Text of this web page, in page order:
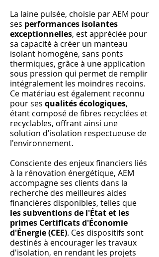
La laine pulsée, choisie par AEM pour
ses performances isolantes
exceptionnelles, est appréciée pour
sa capacité à créer un manteau
isolant homogène, sans ponts
thermiques, grâce à une application
sous pression qui permet de remplir
intégralement les moindres recoins.
Ce matériau est également reconnu
pour ses qualités écologiques,
étant composé de fibres recyclées et
recyclables, offrant ainsi une
solution d'isolation respectueuse de
l'environnement.
Consciente des enjeux financiers liés
à la rénovation énergétique, AEM
accompagne ses clients dans la
recherche des meilleures aides
financières disponibles, telles que
les subventions de l'État et les
primes Certificats d'Économie
d'Énergie (CEE). Ces dispositifs sont
destinés à encourager les travaux
d'isolation, en rendant les projets